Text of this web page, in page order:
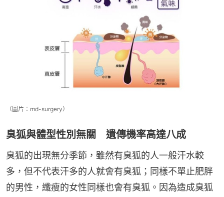
（圖片：md-surgery）
臭狐與體型性別無關 遺傳機率高達八成
臭狐的出現無分季節，雖然有臭狐的人一般汗水較
多，但不代表汗多的人就會有臭狐；同樣不單止肥胖
的男性，纖瘦的女性同樣也會有臭狐。因為造成臭狐